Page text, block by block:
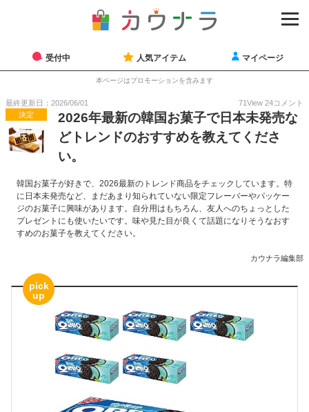
受付中 人気アイテム マイページ
本ページはプロモーションを含みます
最終更新日：2026/06/01 71View 24コメント
決定
2026年最新の韓国お菓子で日本未発売な
どトレンドのおすすめを教えてくださ
い。
韓国お菓子が好きで、2026最新のトレンド商品をチェックしています。特
に日本未発売など、まだあまり知られていない限定フレーバーやパッケー
ジのお菓子に興味があります。自分用はもちろん、友人へのちょっとした
プレゼントにも使いたいです。味や見た目が良くて話題になりそうなおす
すめのお菓子を教えてください。
カウナラ編集部
pick
up